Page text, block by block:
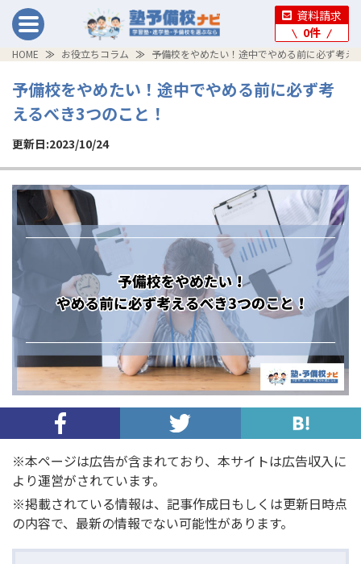
資料請求
0件
HOME お役立ちコラム 予備校をやめたい！途中でやめる前に必ず考え
予備校をやめたい！途中でやめる前に必ず考
えるべき3つのこと！
更新日:2023/10/24
※本ページは広告が含まれており、本サイトは広告収入に
より運営がされています。
※掲載されている情報は、記事作成日もしくは更新日時点
の内容で、最新の情報でない可能性があります。